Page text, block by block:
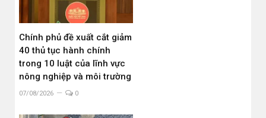
Chính phủ đề xuất cắt giảm
40 thủ tục hành chính
trong 10 luật của lĩnh vực
nông nghiệp và môi trường
07/08/2026 0